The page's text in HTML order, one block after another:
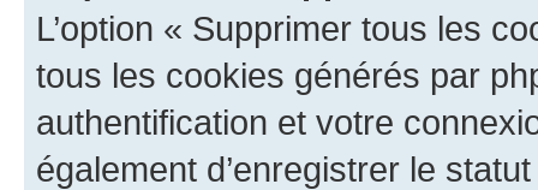
L’option « Supprimer tous les
tous les cookies générés par
authentification et votre
également d’enregistrer le